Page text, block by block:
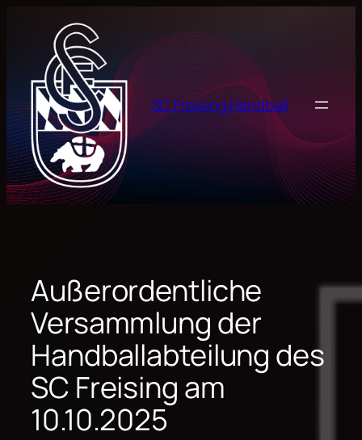
springen
SC Freising Handball
Außerordentliche
Versammlung der
Handballabteilung des
SC Freising am
10.10.2025